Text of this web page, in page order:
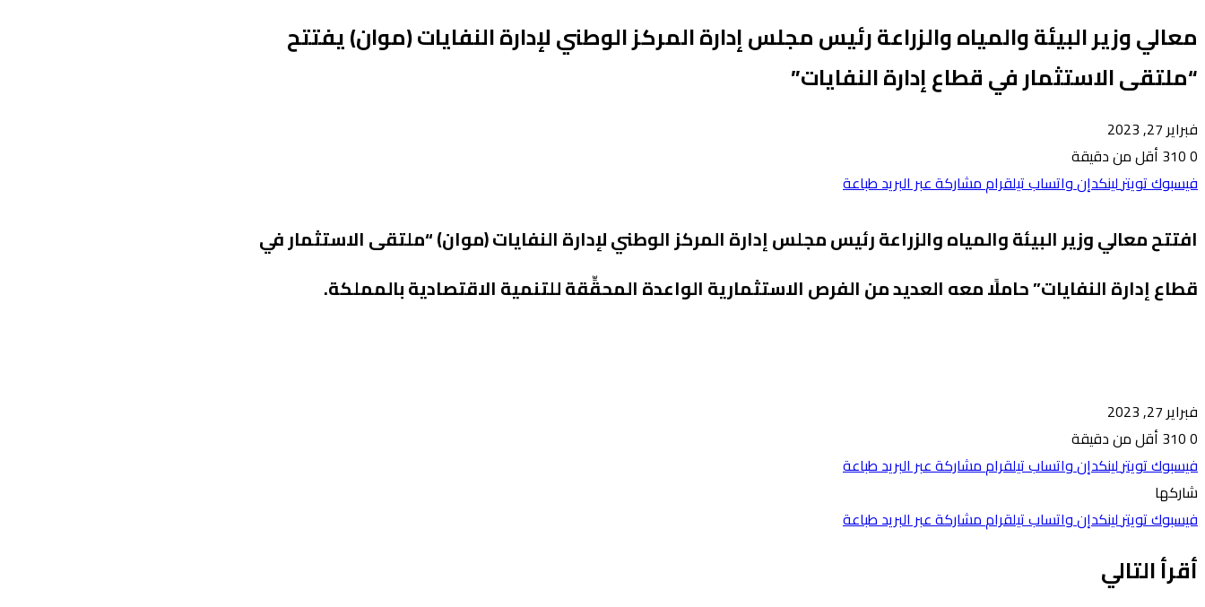
معالي وزير البيئة والمياه والزراعة رئيس مجلس إدارة المركز الوطني لإدارة النفايات (موان) يفتتح
“ملتقى الاستثمار في قطاع إدارة النفايات”
فبراير 27, 2023
0
أقل من دقيقة
فيسبوكتويترلينكدإنواتسابتيلقراممشاركة عبر البريدطباعة
افتتح معالي وزير البيئة والمياه والزراعة رئيس مجلس إدارة المركز الوطني لإدارة النفايات (موان) “ملتقى الاستثمار في
قطاع إدارة النفايات” حاملًا معه العديد من الفرص الاستثمارية الواعدة المحقِّقة للتنمية الاقتصادية بالمملكة.
فبراير 27, 2023
0
أقل من دقيقة
فيسبوكتويترلينكدإنواتسابتيلقراممشاركة عبر البريدطباعة
شاركها
فيسبوكتويترلينكدإنواتسابتيلقراممشاركة عبر البريدطباعة
أقرأ التالي